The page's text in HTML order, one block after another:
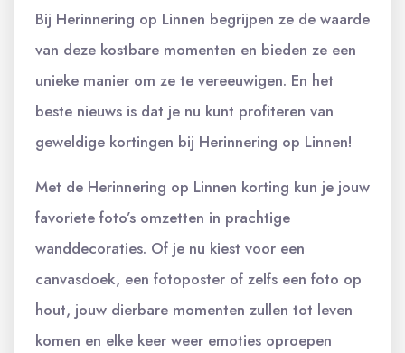
Bij Herinnering op Linnen begrijpen ze de waarde
van deze kostbare momenten en bieden ze een
unieke manier om ze te vereeuwigen. En het
beste nieuws is dat je nu kunt profiteren van
geweldige kortingen bij Herinnering op Linnen!
Met de Herinnering op Linnen korting kun je jouw
favoriete foto’s omzetten in prachtige
wanddecoraties. Of je nu kiest voor een
canvasdoek, een fotoposter of zelfs een foto op
hout, jouw dierbare momenten zullen tot leven
komen en elke keer weer emoties oproepen